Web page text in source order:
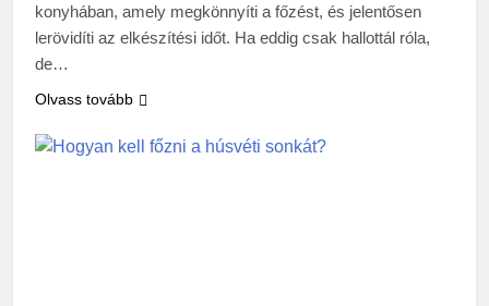
konyhában, amely megkönnyíti a főzést, és jelentősen
lerövidíti az elkészítési időt. Ha eddig csak hallottál róla,
de…
Olvass tovább